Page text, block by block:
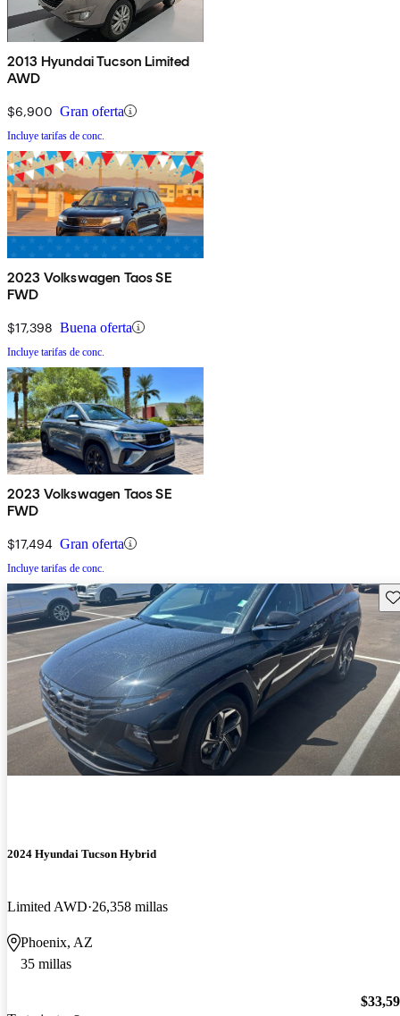
2013 Hyundai Tucson Limited
AWD
$6,900 Gran oferta
Incluye tarifas de conc.
2023 Volkswagen Taos SE
FWD
$17,398 Buena oferta
Incluye tarifas de conc.
2023 Volkswagen Taos SE
FWD
$17,494 Gran oferta
Incluye tarifas de conc.
2024 Hyundai Tucson Hybrid
Limited AWD 26,358 millas
Phoenix, AZ
35 millas